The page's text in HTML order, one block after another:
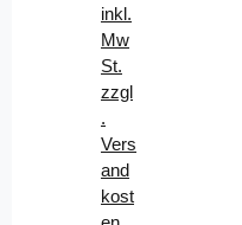
rot
gel
b
Auf
bla
sb
ar
inkl.
Mw
St.
zzgl
.
Vers
and
kost